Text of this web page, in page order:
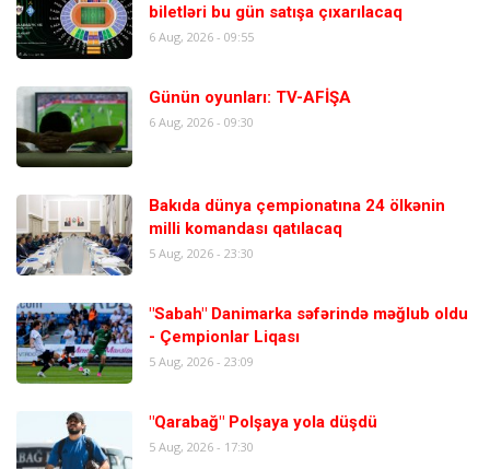
biletləri bu gün satışa çıxarılacaq
6 Aug, 2026 - 09:55
Günün oyunları: TV-AFİŞA
6 Aug, 2026 - 09:30
Bakıda dünya çempionatına 24 ölkənin
milli komandası qatılacaq
5 Aug, 2026 - 23:30
"Sabah" Danimarka səfərində məğlub oldu
- Çempionlar Liqası
5 Aug, 2026 - 23:09
"Qarabağ" Polşaya yola düşdü
5 Aug, 2026 - 17:30